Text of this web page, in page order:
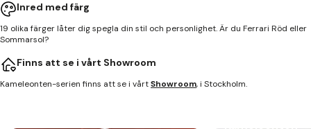
Inred med färg
19 olika färger låter dig spegla din stil och personlighet. Är du Ferrari Röd eller
Sommarsol?
Finns att se i vårt Showroom
Kameleonten-serien finns att se i vårtShowroom, i Stockholm.
Kameleonten